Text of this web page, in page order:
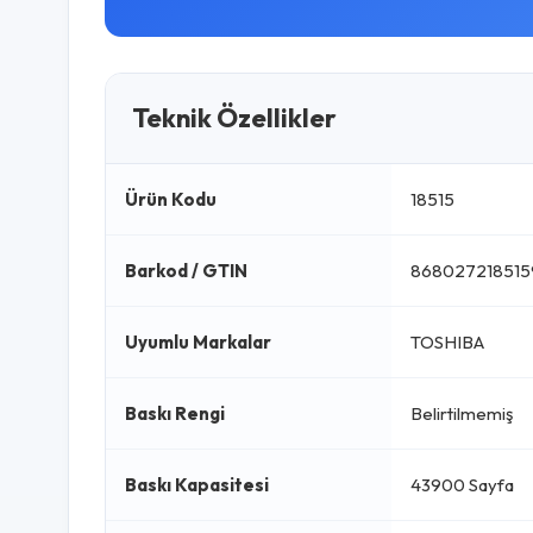
Teknik Özellikler
Ürün Kodu 18515
Barkod / GTIN
Uyumlu Markalar TOSHIBA
Baskı Rengi Belirtilmemiş
Baskı Kapasitesi 43900 Sayfa